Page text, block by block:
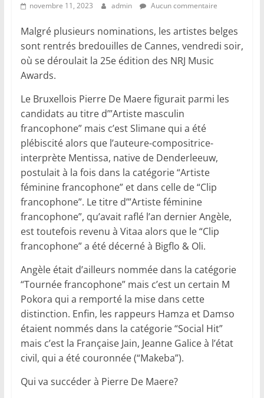
novembre 11, 2023 admin Aucun commentaire
Malgré plusieurs nominations, les artistes belges
sont rentrés bredouilles de Cannes, vendredi soir,
où se déroulait la 25e édition des NRJ Music
Awards.
Le Bruxellois Pierre De Maere figurait parmi les
candidats au titre d’”Artiste masculin
francophone” mais c’est Slimane qui a été
plébiscité alors que l’auteure-compositrice-
interprète Mentissa, native de Denderleeuw,
postulait à la fois dans la catégorie “Artiste
féminine francophone” et dans celle de “Clip
francophone”. Le titre d’”Artiste féminine
francophone”, qu’avait raflé l’an dernier Angèle,
est toutefois revenu à Vitaa alors que le “Clip
francophone” a été décerné à Bigflo & Oli.
Angèle était d’ailleurs nommée dans la catégorie
“Tournée francophone” mais c’est un certain M
Pokora qui a remporté la mise dans cette
distinction. Enfin, les rappeurs Hamza et Damso
étaient nommés dans la catégorie “Social Hit”
mais c’est la Française Jain, Jeanne Galice à l’état
civil, qui a été couronnée (“Makeba”).
Qui va succéder à Pierre De Maere?